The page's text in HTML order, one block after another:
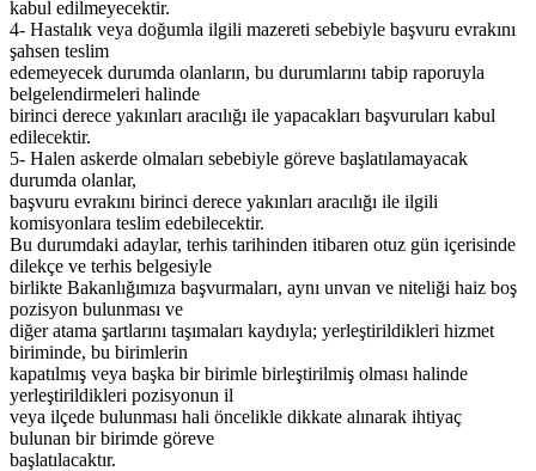
kabul edilmeyecektir.
4- Hastalık veya doğumla ilgili mazereti sebebiyle başvuru evrakını
şahsen teslim
edemeyecek durumda olanların, bu durumlarını tabip raporuyla
belgelendirmeleri halinde
birinci derece yakınları aracılığı ile yapacakları başvuruları kabul
edilecektir.
5- Halen askerde olmaları sebebiyle göreve başlatılamayacak
durumda olanlar,
başvuru evrakını birinci derece yakınları aracılığı ile ilgili
komisyonlara teslim edebilecektir.
Bu durumdaki adaylar, terhis tarihinden itibaren otuz gün içerisinde
dilekçe ve terhis belgesiyle
birlikte Bakanlığımıza başvurmaları, aynı unvan ve niteliği haiz boş
pozisyon bulunması ve
diğer atama şartlarını taşımaları kaydıyla; yerleştirildikleri hizmet
biriminde, bu birimlerin
kapatılmış veya başka bir birimle birleştirilmiş olması halinde
yerleştirildikleri pozisyonun il
veya ilçede bulunması hali öncelikle dikkate alınarak ihtiyaç
bulunan bir birimde göreve
başlatılacaktır.